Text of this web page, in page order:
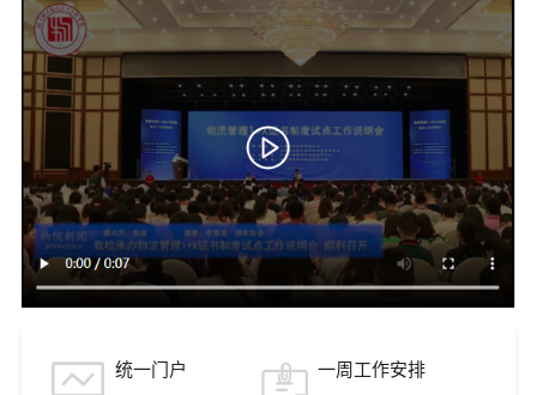
统一门户 一周工作安排